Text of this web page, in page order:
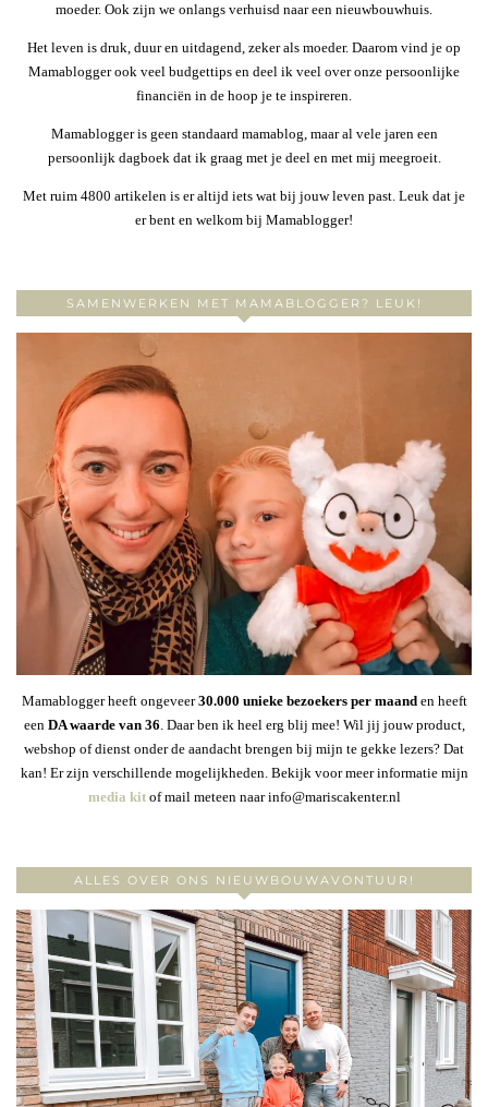
moeder. Ook zijn we onlangs verhuisd naar een nieuwbouwhuis.
Het leven is druk, duur en uitdagend, zeker als moeder. Daarom vind je op
Mamablogger ook veel budgettips en deel ik veel over onze persoonlijke
financiën in de hoop je te inspireren.
Mamablogger is geen standaard mamablog, maar al vele jaren een
persoonlijk dagboek dat ik graag met je deel en met mij meegroeit.
Met ruim 4800 artikelen is er altijd iets wat bij jouw leven past. Leuk dat je
er bent en welkom bij Mamablogger!
SAMENWERKEN MET MAMABLOGGER? LEUK!
Mamablogger heeft ongeveer30.000 unieke bezoekers per maanden heeft
een DA waarde van 36 . Daar ben ik heel erg blij mee! Wil jij jouw product,
webshop of dienst onder de aandacht brengen bij mijn te gekke lezers? Dat
kan! Er zijn verschillende mogelijkheden. Bekijk voor meer informatie mijn
media kitof mail meteen naar info@mariscakenter.nl
ALLES OVER ONS NIEUWBOUWAVONTUUR!